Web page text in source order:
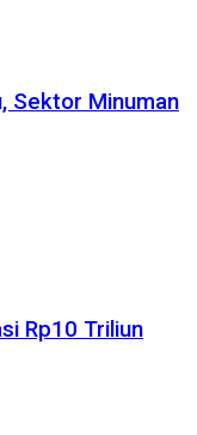
Sektor Minuman
Rp10 Triliun